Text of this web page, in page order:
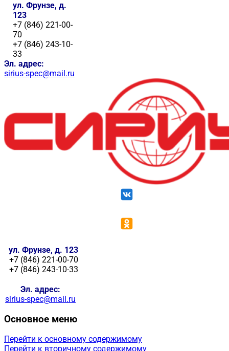
ул. Фрунзе, д.
123
+7 (846) 221-00-
70
+7 (846) 243-10-
33
Эл. адрес:
sirius-spec@mail.ru
ул. Фрунзе, д. 123
+7 (846) 221-00-70
+7 (846) 243-10-33
Эл. адрес:
sirius-spec@mail.ru
Основное меню
Перейти к основному содержимому
Перейти к вторичному содержимому